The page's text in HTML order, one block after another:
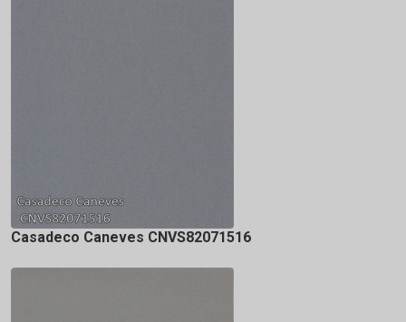
Casadeco Caneves CNVS82071516